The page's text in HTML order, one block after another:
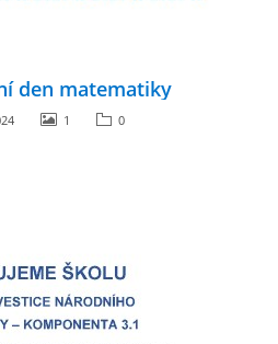
den matematiky
1 0